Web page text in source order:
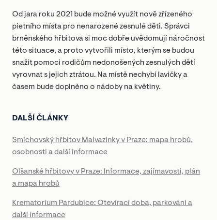
Od jara roku 2021 bude možné využít nově zřízeného
pietního místa pro nenarozené zesnulé děti. Správci
brněnského hřbitova si moc dobře uvědomují náročnost
této situace, a proto vytvořili místo, kterým se budou
snažit pomoci rodičům nedonošených zesnulých dětí
vyrovnat s jejich ztrátou. Na místě nechybí lavičky a
časem bude doplněno o nádoby na květiny.
DALŠÍ ČLÁNKY
Smíchovský hřbitov Malvazinky v Praze: mapa hrobů,
osobnosti a další informace
Olšanské hřbitovy v Praze: Informace, zajímavosti, plán
a mapa hrobů
Krematorium Pardubice: Otevírací doba, parkování a
další informace